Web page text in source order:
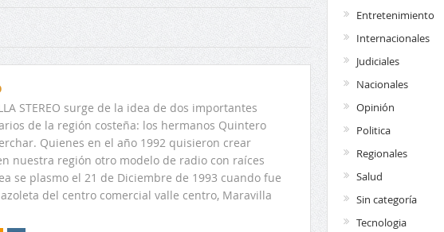
STEREO surge de la idea de dos importantes
de la región costeña: los hermanos Quintero
Quienes en el año 1992 quisieron crear
nuestra región otro modelo de radio con raíces
se plasmo el 21 de Diciembre de 1993 cuando fue
del centro comercial valle centro, Maravilla
Entretenimiento
Internacionales
Judiciales
Nacionales
Opinión
Politica
Regionales
Salud
Sin categoría
Tecnologia